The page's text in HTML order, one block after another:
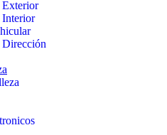
Exterior
Interior
Dirección